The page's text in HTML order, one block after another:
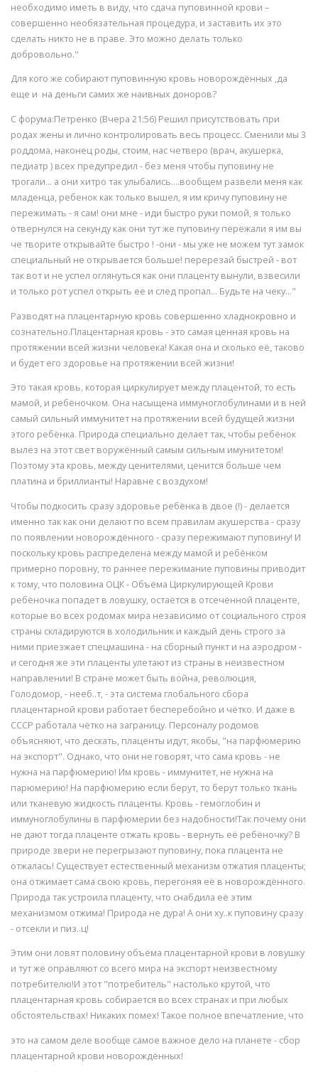
необходимо иметь в виду, что сдача пуповинной крови –
совершенно необязательная процедура, и заставить их это
сделать никто не в праве. Это можно делать только
добровольно."
Для кого же собирают пуповинную кровь новорождённых ,да
еще и на деньги самих же наивных доноров?
С форума:Петренко (Вчера 21:56) Решил присутствовать при
родах жены и лично контролировать весь процесс. Сменили мы 3
роддома, наконец роды, стоим, нас четверо (врач, акушерка,
педиатр ) всех предупредил - без меня чтобы пуповину не
трогали... а они хитро так улыбались....вообщем развели меня как
младенца, ребенок как только вышел, я им кричу пуповину не
пережимать - я сам! они мне - иди быстро руки помой, я только
отвернулся на секунду как они тут же пуповину пережали я им вы
че творите открывайте быстро ! -они - мы уже не можем тут замок
специальный не открывается больше! перерезай быстрей - вот
так вот и не успел оглянуться как они плаценту вынули, взвесили
и только рот успел открыть ее и след пропал... Будьте на чеку..."
Разводят на плацентарную кровь совершенно хладнокровно и
сознательно.Плацентарная кровь - это самая ценная кровь на
протяжении всей жизни человека! Какая она и сколько её, таково
и будет его здоровье на протяжении всей жизни!
Это такая кровь, которая циркулирует между плацентой, то есть
мамой, и ребёночком. Она насыщена иммуноглобулинами и в ней
самый сильный иммунитет на протяжении всей будущей жизни
этого ребёнка. Природа специально делает так, чтобы ребёнок
вылез на этот свет воружённый самым сильным имунитетом!
Поэтому эта кровь, между ценителями, ценится больше чем
платина и бриллианты! Наравне с воздухом!
Чтобы подкосить сразу здоровье ребёнка в двое (!) - делается
именно так как они делают по всем правилам акушерства - сразу
по появлении новорождённого - сразу пережимают пуповину! И
поскольку кровь распределена между мамой и ребёнком
примерно поровну, то раннее пережимание пуповины приводит
к тому, что половина ОЦК - Объёма Циркулирующей Крови
ребёночка попадет в ловушку, остаётся в отсечённой плаценте,
которые во всех родомах мира независимо от социального строя
страны складируются в холодильник и каждый день строго за
ними приезжает спецмашина - на сборный пункт и на аэродром -
и сегодня же эти плаценты улетают из страны в неизвестном
направлении! В стране может быть война, революция,
Голодомор, - нееб..т, - эта система глобального сбора
плацентарной крови работает бесперебойно и чётко. И даже в
СССР работала чётко на заграницу. Персоналу родомов
объясняют, что дескать, плаценты идут, якобы, "на парфюмерию
на экспорт". Однако, что они не говорят, что сама кровь - не
нужна на парфюмерию! Им кровь - иммунитет, не нужна на
парюмерию! На парфюмерию если берут, то берут только ткань
или тканевую жидкость плаценты. Кровь - гемоглобин и
иммуноглобулины в парфюмерии без надобности!Так почему они
не дают тогда плаценте отжать кровь - вернуть её ребёночку? В
природе звери не перегрызают пуповину, пока плацента не
отжалась! Существует естественный механизм отжатия плаценты;
она отжимает сама свою кровь, перегоняя её в новорождённого.
Природа так устроила плаценту, что снабдила её этим
механизмом отжима! Природа не дура! А они ху..к пуповину сразу
- отсекли и пиз..ц!
Этим они ловят половину объёма плацентарной крови в ловушку
и тут же оправляют со всего мира на экспорт неизвестному
потребителю!И этот "потребитель" настолько крутой, что
плацентарная кровь собирается во всех странах и при любых
обстоятельствах! Никаких помех! Такое полное впечатление, что
это на самом деле вообще самое важное дело на планете - сбор
плацентарной крови новорождённых!